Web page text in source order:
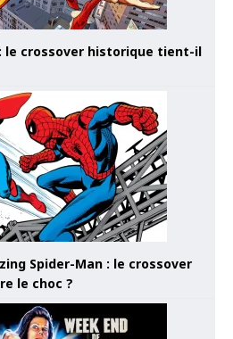
le crossover historique tient-il
Spider-Man : le crossover
le choc ?